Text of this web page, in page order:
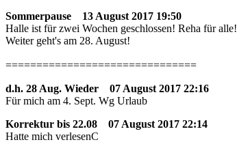
Sommerpause
13 August 2017 19:50
Halle ist für zwei Wochen geschlossen! Reha für alle!
Weiter geht's am 28. August!
===============================
d.h. 28 Aug. Wieder
07 August 2017 22:16
Für mich am 4. Sept. Wg Urlaub
Korrektur bis 22.08
07 August 2017 22:14
Hatte mich verlesenC